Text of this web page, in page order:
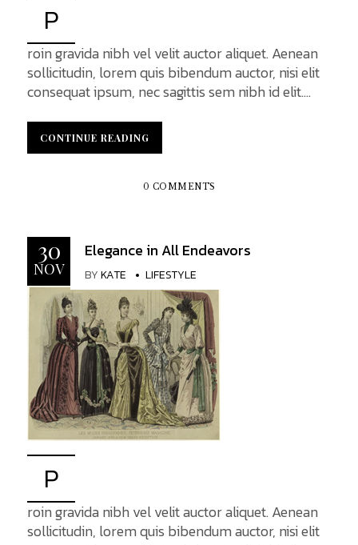
P
roin gravida nibh vel velit auctor aliquet. Aenean
sollicitudin, lorem quis bibendum auctor, nisi elit
consequat ipsum, nec sagittis sem nibh id elit.
amet mauris. Morbi accumsan ipsum velit. Nam
nec tellus a odio tincidunt auctor a ornare odio.
aptent taciti sociosqu ad litora torquent per
CONTINUE READING
CONTINUE READING
0 COMMENTS
30
NOV
Elegance in All Endeavors
BYKATE LIFESTYLE
P
roin gravida nibh vel velit auctor aliquet. Aenean
sollicitudin, lorem quis bibendum auctor, nisi elit